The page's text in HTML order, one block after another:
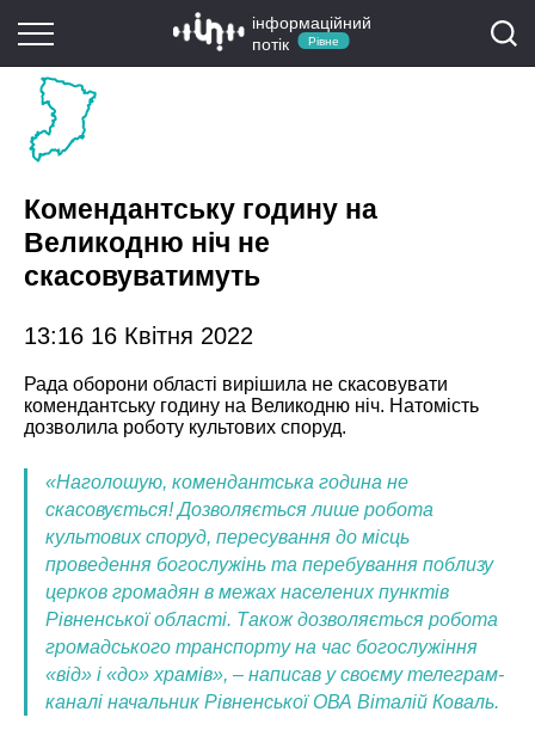
інформаційний
потік
Рівне
Комендантську годину на
Великодню ніч не
скасовуватимуть
13:16 16 Квітня 2022
Рада оборони області вирішила не скасовувати
комендантську годину на Великодню ніч. Натомість
дозволила роботу культових споруд.
«Наголошую, комендантська година не
скасовується! Дозволяється лише робота
культових споруд, пересування до місць
проведення богослужінь та перебування поблизу
церков громадян в межах населених пунктів
Рівненської області. Також дозволяється робота
громадського транспорту на час богослужіння
«від» і «до» храмів», – написав у своєму телеграм-
каналі начальник Рівненської ОВА Віталій Коваль.